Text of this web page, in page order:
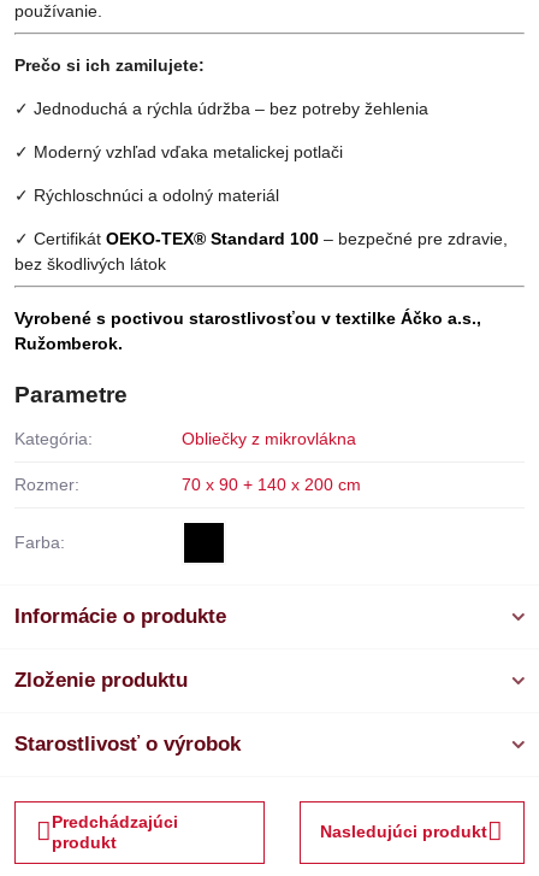
používanie.
Prečo si ich zamilujete:
✓ Jednoduchá a rýchla údržba – bez potreby žehlenia
✓ Moderný vzhľad vďaka metalickej potlači
✓ Rýchloschnúci a odolný materiál
✓ Certifikát OEKO-TEX® Standard 100 – bezpečné pre zdravie,
bez škodlivých látok
Vyrobené s poctivou starostlivosťou v textilke Áčko a.s.,
Ružomberok.
Parametre
Kategória: Obliečky z mikrovlákna
Rozmer: 70 x 90 + 140 x 200 cm
Farba:
Informácie o produkte
Zloženie produktu
Starostlivosť o výrobok
Predchádzajúci
produkt
Nasledujúci produkt